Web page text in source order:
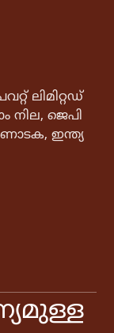
ലിമിറ്റഡ്
നില, ജെപി
ഇന്ത്യ